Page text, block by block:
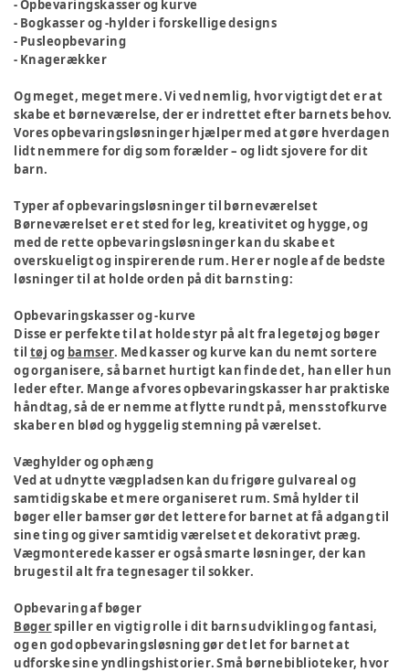
- Opbevaringskasser og kurve
- Bogkasser og -hylder i forskellige designs
- Pusleopbevaring
- Knagerækker
Og meget, meget mere. Vi ved nemlig, hvor vigtigt det er at
skabe et børneværelse, der er indrettet efter barnets behov.
Vores opbevaringsløsninger hjælper med at gøre hverdagen
lidt nemmere for dig som forælder – og lidt sjovere for dit
barn.
Typer af opbevaringsløsninger til børneværelset
Børneværelset er et sted for leg, kreativitet og hygge, og
med de rette opbevaringsløsninger kan du skabe et
overskueligt og inspirerende rum. Her er nogle af de bedste
løsninger til at holde orden på dit barns ting:
Opbevaringskasser og -kurve
Disse er perfekte til at holde styr på alt fra legetøj og bøger
til tøj og bamser. Med kasser og kurve kan du nemt sortere
og organisere, så barnet hurtigt kan finde det, han eller hun
leder efter. Mange af vores opbevaringskasser har praktiske
håndtag, så de er nemme at flytte rundt på, mens stofkurve
skaber en blød og hyggelig stemning på værelset.
Væghylder og ophæng
Ved at udnytte vægpladsen kan du frigøre gulvareal og
samtidig skabe et mere organiseret rum. Små hylder til
bøger eller bamser gør det lettere for barnet at få adgang til
sine ting og giver samtidig værelset et dekorativt præg.
Vægmonterede kasser er også smarte løsninger, der kan
bruges til alt fra tegnesager til sokker.
Opbevaring af bøger
Bøgerspiller en vigtig rolle i dit barns udvikling og fantasi,
og en god opbevaringsløsning gør det let for barnet at
udforske sine yndlingshistorier. Små børnebiblioteker, hvor